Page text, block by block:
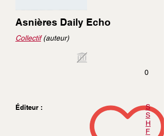
Asnières Daily Echo
Collectif(auteur)
0
Éditeur :
S
S
H
F